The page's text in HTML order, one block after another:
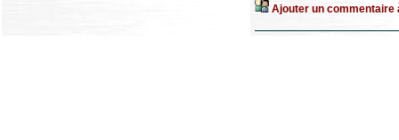
Ajouter un commentaire